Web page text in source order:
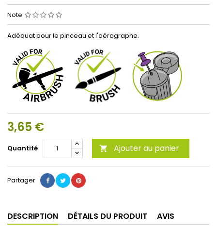
Note
Adéquat pour le pinceau et l'aérographe.
3,65 €
Quantité  Ajouter au panier
Partager
DESCRIPTION DÉTAILS DU PRODUIT AVIS